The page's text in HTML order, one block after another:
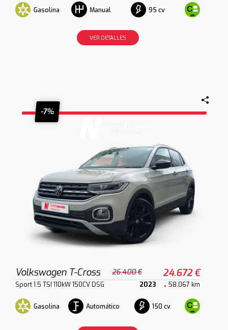
Gasolina Manual 95 cv
VER DETALLES
-7%
Volkswagen T-Cross 26.400 € 24.672 €
Sport 1.5 TSI 110kW 150CV DSG 2023 58.067 km
Gasolina Automático 150 cv